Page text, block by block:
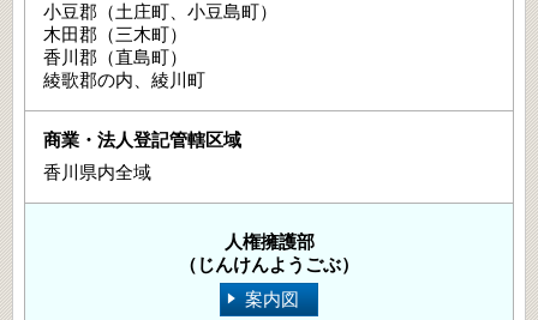
小豆郡（土庄町、小豆島町）
木田郡（三木町）
香川郡（直島町）
綾歌郡の内、綾川町
香川県内全域
人権擁護部
（じんけんようごぶ）
案内図